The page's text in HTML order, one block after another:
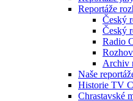
Reportáže
Český
Český
Radio
Archiv
Naše
Historie TV
Chrastavské